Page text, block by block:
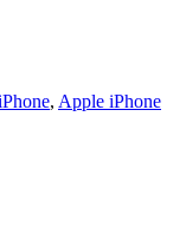
, Apple iPhone